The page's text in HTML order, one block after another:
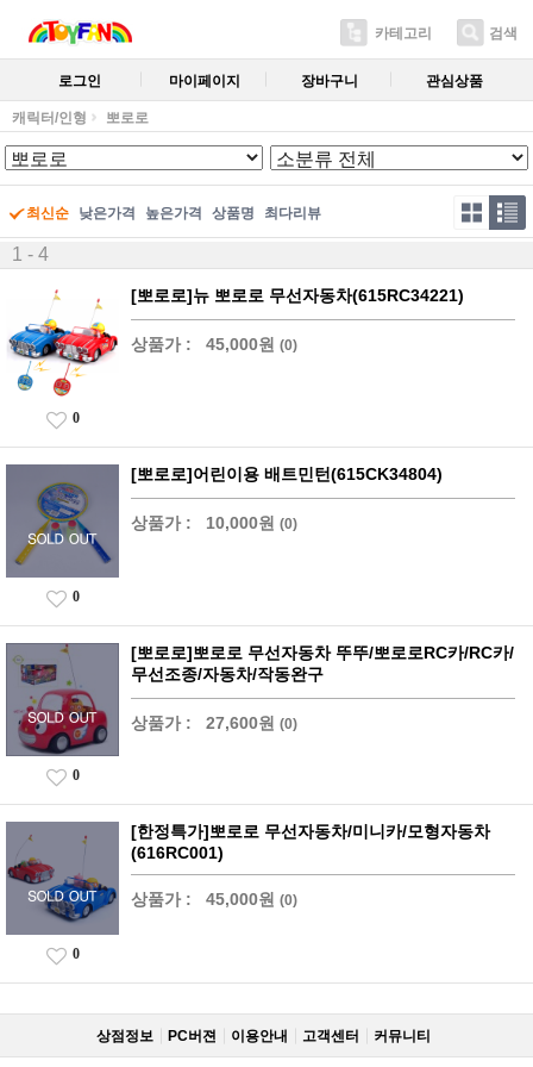
카테고리 검색
로그인 마이페이지 장바구니 관심상품
캐릭터/인형 뽀로로
최신순 낮은가격 높은가격 상품명 최다리뷰
1 - 4
[뽀로로]뉴 뽀로로 무선자동차(615RC34221)
상품가 : 45,000원 (0)
0
[뽀로로]어린이용 배트민턴(615CK34804)
상품가 : 10,000원 (0)
0
[뽀로로]뽀로로 무선자동차 뚜뚜/뽀로로RC카/RC카/
무선조종/자동차/작동완구
상품가 : 27,600원 (0)
0
[한정특가]뽀로로 무선자동차/미니카/모형자동차
(616RC001)
상품가 : 45,000원 (0)
0
상점정보 PC버젼 이용안내 고객센터 커뮤니티